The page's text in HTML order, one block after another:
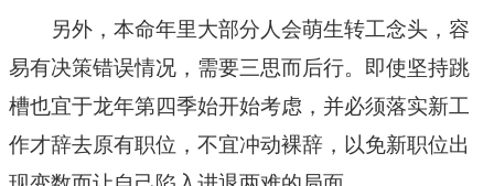
另外，本命年里大部分人会萌生转工念头，容
易有决策错误情况，需要三思而后行。即使坚持跳
槽也宜于龙年第四季始开始考虑，并必须落实新工
作才辞去原有职位，不宜冲动裸辞，以免新职位出